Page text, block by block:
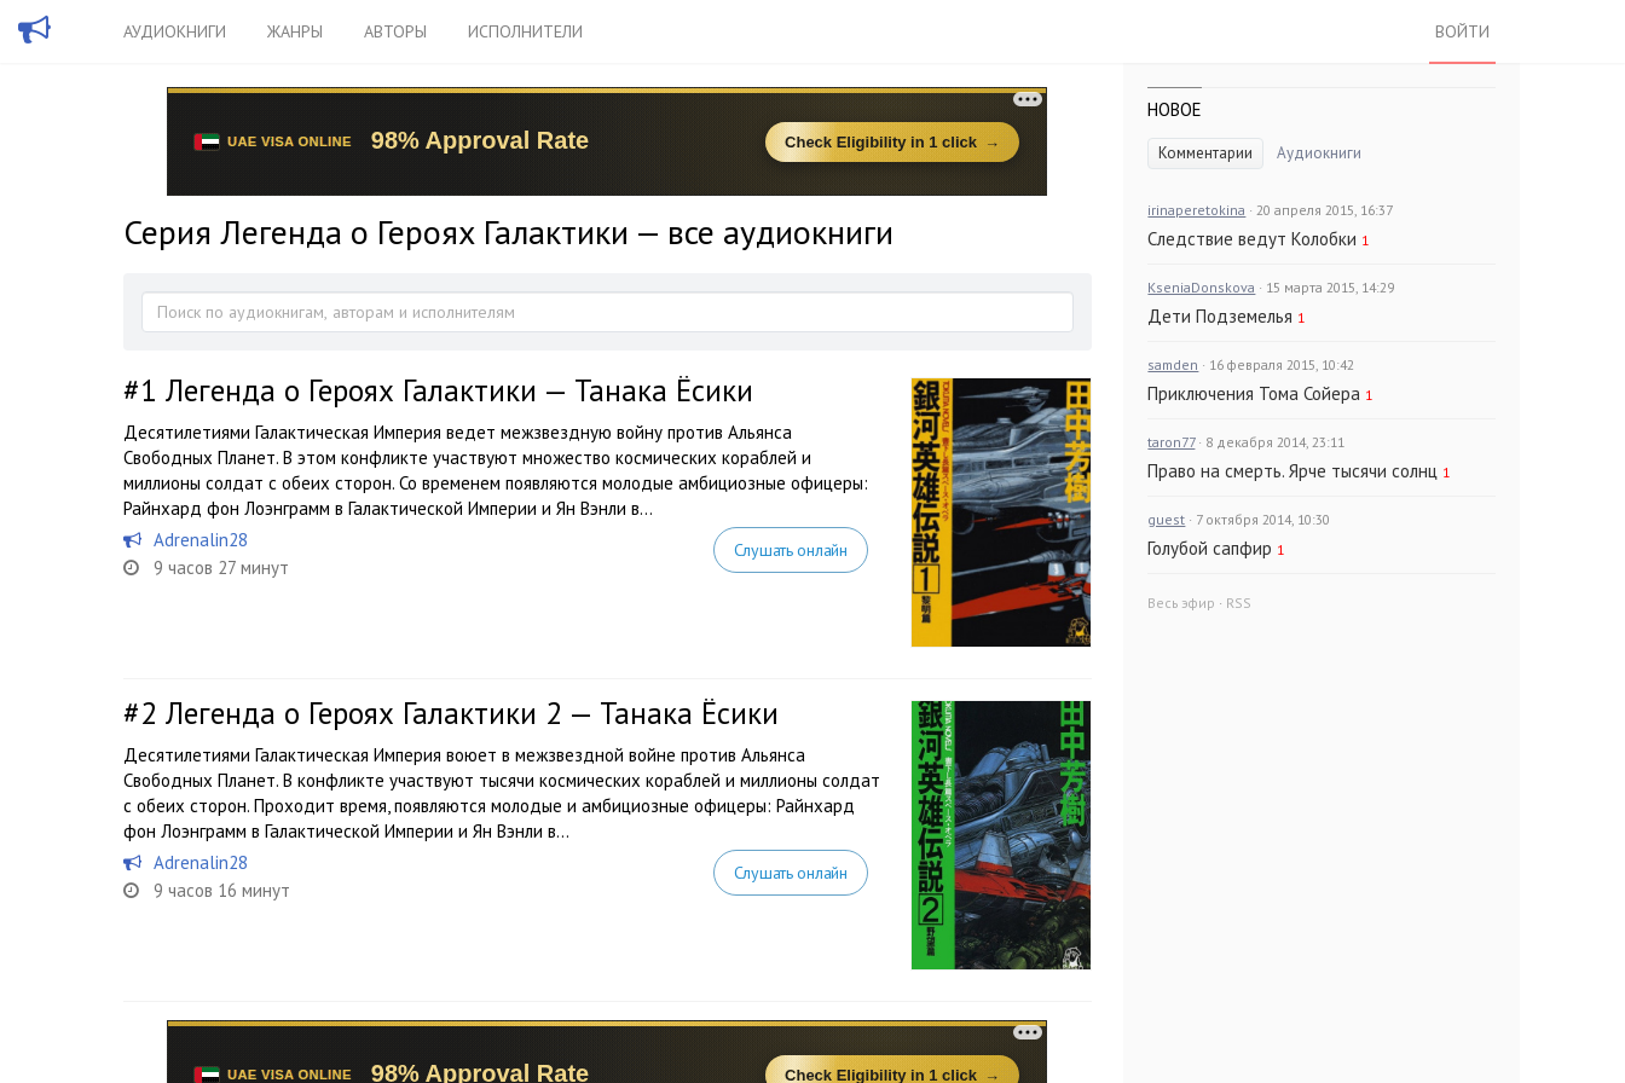
АУДИОКНИГИ ЖАНРЫ АВТОРЫ ИСПОЛНИТЕЛИ ВОЙТИ
Серия Легенда о Героях Галактики — все аудиокниги
#1 Легенда о Героях Галактики — Танака Ёсики
Десятилетиями Галактическая Империя ведет межзвездную войну против Альянса
Свободных Планет. В этом конфликте участвуют множество космических кораблей и
миллионы солдат с обеих сторон. Со временем появляются молодые амбициозные офицеры:
Райнхард фон Лоэнграмм в Галактической Империи и Ян Вэнли в...
Adrenalin28
9 часов 27 минут
Слушать онлайн
#2 Легенда о Героях Галактики 2 — Танака Ёсики
Десятилетиями Галактическая Империя воюет в межзвездной войне против Альянса
Свободных Планет. В конфликте участвуют тысячи космических кораблей и миллионы солдат
с обеих сторон. Проходит время, появляются молодые и амбициозные офицеры: Райнхард
фон Лоэнграмм в Галактической Империи и Ян Вэнли в...
Adrenalin28
9 часов 16 минут
Слушать онлайн
НОВОЕ
Комментарии Аудиокниги
irinaperetokina · 20 апреля 2015, 16:37
Следствие ведут Колобки 1
KseniaDonskova · 15 марта 2015, 14:29
Дети Подземелья 1
samden · 16 февраля 2015, 10:42
Приключения Тома Сойера 1
taron77 · 8 декабря 2014, 23:11
Право на смерть. Ярче тысячи солнц 1
guest · 7 октября 2014, 10:30
Голубой сапфир 1
Весь эфир · RSS